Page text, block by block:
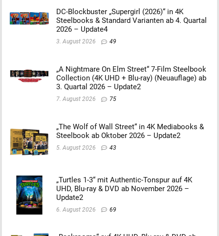
DC-Blockbuster „Supergirl (2026)“ in 4K
Steelbooks & Standard Varianten ab 4. Quartal
2026 – Update4
3. August 2026 49
„A Nightmare On Elm Street“ 7-Film Steelbook
Collection (4K UHD + Blu-ray) (Neuauflage) ab
3. Quartal 2026 – Update2
7. August 2026 75
„The Wolf of Wall Street“ in 4K Mediabooks &
Steelbook ab Oktober 2026 – Update2
5. August 2026 43
„Turtles 1-3“ mit Authentic-Tonspur auf 4K
UHD, Blu-ray & DVD ab November 2026 –
Update2
6. August 2026 69